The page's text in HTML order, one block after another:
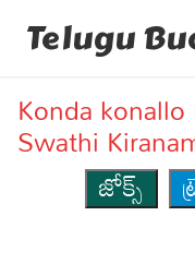
Telugu
Konda
Swathi
జోక్స్